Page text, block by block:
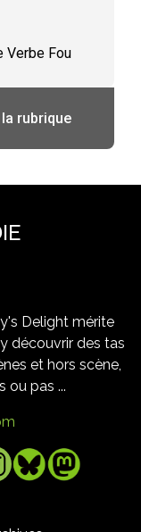
Verbe Fou
rubrique
Delight mérite
découvrir des tas
et hors scène,
ou pas ...